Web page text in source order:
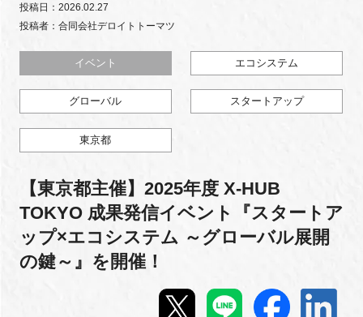
特別会員専用メニュー
施設ご予約
マイページ
新規登録
投稿日：2026.02.27
投稿者：合同会社デロイトトーマツ
イベント エコシステム
グローバル スタートアップ
東京都
【東京都主催】2025年度 X-HUB
TOKYO 成果発信イベント『スタートア
ップ×エコシステム ～グローバル展開
の鍵～』を開催！